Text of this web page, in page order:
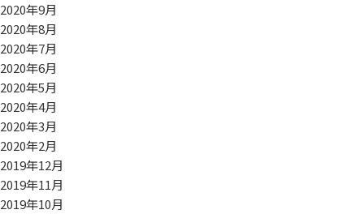
2020年9月
2020年8月
2020年7月
2020年6月
2020年5月
2020年4月
2020年3月
2020年2月
2019年12月
2019年11月
2019年10月